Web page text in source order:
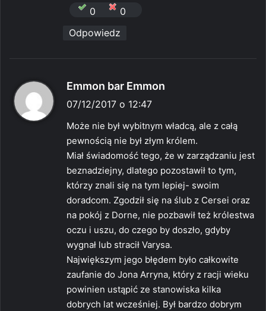
e
0
0
Odpowiedz
Emmon bar Emmon
z
e
:
07/12/2017 o 12:47
Może nie był wybitnym władcą, ale z całą
pewnością nie był złym królem.
Miał świadomość tego, że w zarządzaniu jest
beznadziejny, dlatego pozostawił to tym,
którzy znali się na tym lepiej- swoim
doradcom. Zgodził się na ślub z Cersei oraz
na pokój z Dorne, nie pozbawił też królestwa
oczu i uszu, do czego by doszło, gdyby
wygnał lub stracił Varysa.
Największym jego błędem było całkowite
zaufanie do Jona Arryna, który z racji wieku
powinien ustąpić ze stanowiska kilka
dobrych lat wcześniej. Był bardzo dobrym